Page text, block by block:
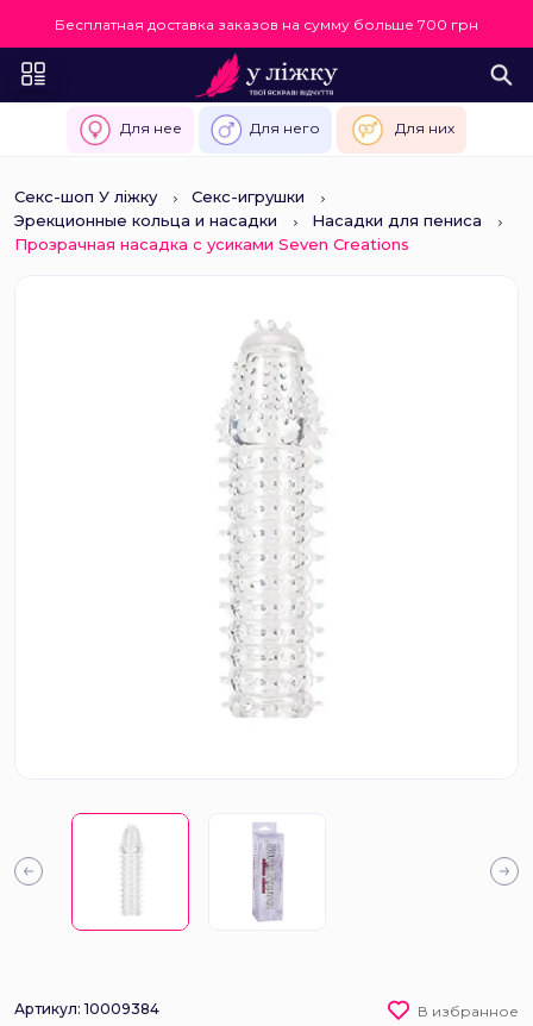
Бесплатная доставка заказов на сумму больше 700 грн
Для нее Для него Для них
Секс-шоп У ліжку
Секс-игрушки
Эрекционные кольца и насадки
Насадки для пениса
Прозрачная насадка с усиками Seven Creations
Артикул: 10009384 В избранное